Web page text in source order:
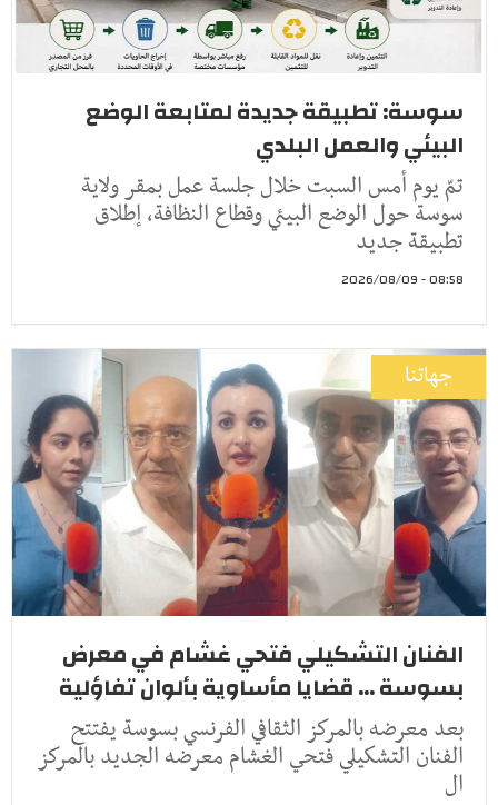
سوسة: تطبيقة جديدة لمتابعة الوضع
البيئي والعمل البلدي
تمّ يوم أمس السبت خلال جلسة عمل بمقر ولاية
سوسة حول الوضع البيئي وقطاع النظافة، إطلاق
تطبيقة جديد
08:58 - 2026/08/09
جهاتنا
الفنان التشكيلي فتحي غشام في معرض
بسوسة ... قضايا مأساوية بألوان تفاؤلية
بعد معرضه بالمركز الثقافي الفرنسي بسوسة يفتتح
الفنان التشكيلي فتحي الغشام معرضه الجديد بالمركز
ال